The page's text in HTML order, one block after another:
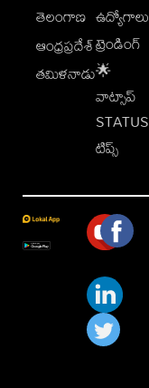
తెలంగాణ
ఆంధ్రప్రదేశ్
తమిళనాడు
ఉద్యోగాలు
ట్రెండింగ్
🌟
వాట్సాప్
STATUS
టిప్స్